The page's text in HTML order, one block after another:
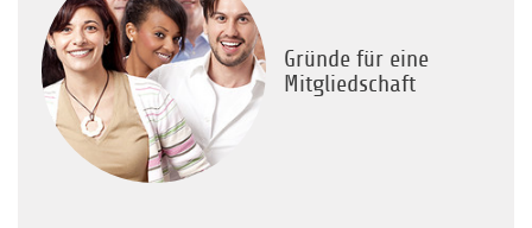
Gründe für eine
Mitgliedschaft